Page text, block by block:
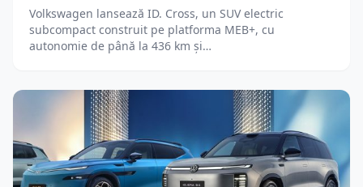
Volkswagen lansează ID. Cross, un SUV electric
subcompact construit pe platforma MEB+, cu
autonomie de până la 436 km și…